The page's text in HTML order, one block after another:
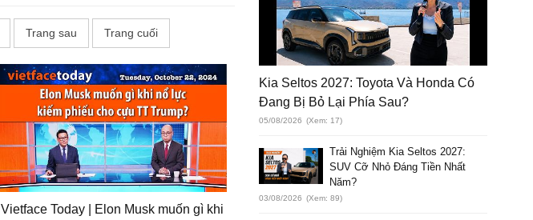
Trang sau Trang cuối
Vietface Today | Elon Musk muốn gì khi
Kia Seltos 2027: Toyota Và Honda Có
Đang Bị Bỏ Lại Phía Sau?
05/08/2026 (Xem: 17)
Trải Nghiệm Kia Seltos 2027:
SUV Cỡ Nhỏ Đáng Tiền Nhất
Năm?
03/08/2026 (Xem: 89)